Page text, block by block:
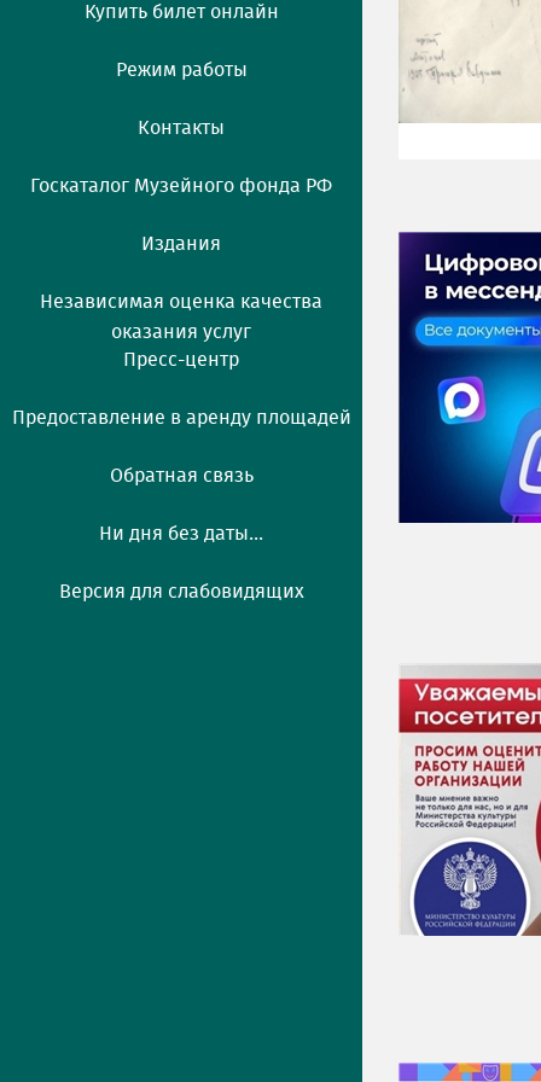
Купить билет онлайн
Режим работы
Контакты
Госкаталог Музейного фонда РФ
Издания
Независимая оценка качества
оказания услуг
Пресс-центр
Предоставление в аренду площадей
Обратная связь
Ни дня без даты...
Версия для слабовидящих